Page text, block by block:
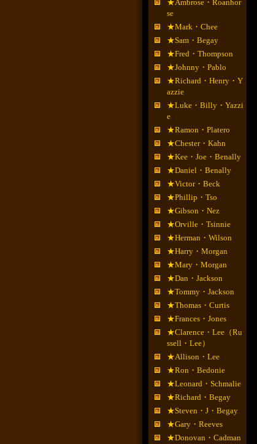
★Ambrose・Roanhor
se
★Mark・Chee
★Sam・Begay
★Fred・Thompson
★Johnny・Pablo
★Richard・Henry・Y
azzie
★Luke・Billy・Yazzi
e
★Ramon・Platero
★Chester・Kahn
★Kee・Joe・Benally
★Daniel・Benally
★Victor・Beck
★Phillip・Tso
★Gibson・Nez
★Orville・Tsinnie
★Herman・Wilson
★Harry・Morgan
★Mary・Morgan
★Dan・Jackson
★Tommy・Jackson
★Thomas・Curtis
★Frances・Jones
★Clarence・Lee（Ru
ssell・Lee）
★Allison・Lee
★Ron・Bedonie
★Leonard・Schmalie
★Richard・Begay
★Steven・J・Begay
★Gary・Reeves
★Donovan・Cadman